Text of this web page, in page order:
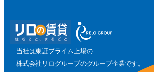
当社は東証プライム上場の
株式会社リログループのグループ企業です。